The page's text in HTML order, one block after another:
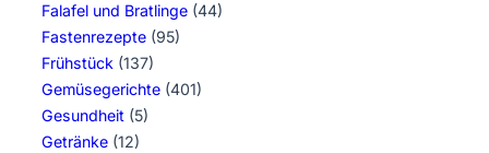
Falafel und Bratlinge (44)
Fastenrezepte (95)
Frühstück (137)
Gemüsegerichte (401)
Gesundheit (5)
Getränke (12)